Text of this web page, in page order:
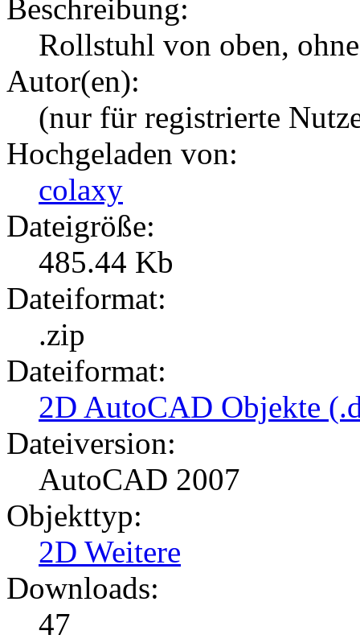
Beschreibung:
Rollstuhl von oben,
Autor(en):
(nur für registrierte
Hochgeladen von:
colaxy
Dateigröße:
485.44 Kb
Dateiformat:
.zip
Dateiformat:
2D AutoCAD Objekte
Dateiversion:
AutoCAD 2007
Objekttyp:
2D Weitere
Downloads:
47